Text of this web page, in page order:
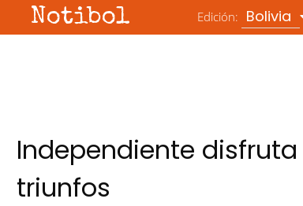
Notibol Edición: Bolivia
Independiente
triunfos